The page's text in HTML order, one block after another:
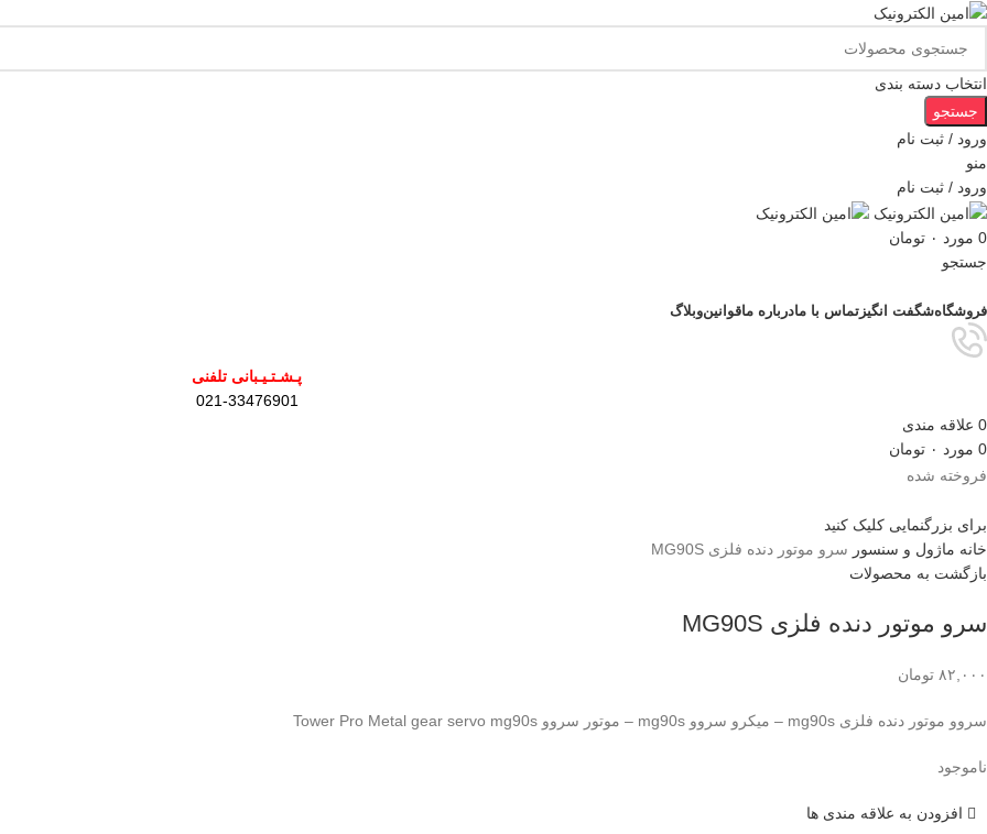
انتخاب دسته بندی
جستجو
ورود / ثبت نام
منو
ورود / ثبت نام
0 مورد ۰ تومان
جستجو
فروشگاهشگفت انگیز تماس با مادرباره ماقوانینوبلاگ
پـشـتـیـبانی تلفنی
021-33476901
0 علاقه مندی
0 مورد ۰ تومان
فروخته شده
برای بزرگنمایی کلیک کنید
خانه ماژول و سنسور سرو موتور دنده فلزی MG90S
بازگشت به محصولات
سرو موتور دنده فلزی MG90S
۸۲,۰۰۰ تومان
سروو موتور دنده فلزی mg90s – میکرو سروو mg90s – موتور سروو Tower Pro Metal gear servo mg90s
ناموجود
افزودن به علاقه مندی ها